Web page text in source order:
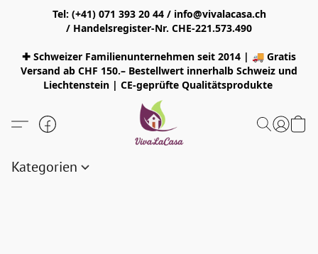
Tel: (+41) 071 393 20 44 / info@vivalacasa.ch
/ Handelsregister-Nr. CHE-221.573.490
✚ Schweizer Familienunternehmen seit 2014 | 🚚 Gratis
Versand ab CHF 150.– Bestellwert innerhalb Schweiz und
Liechtenstein | CE-geprüfte Qualitätsprodukte
Kategorien